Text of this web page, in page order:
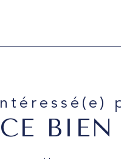
Intéressé(e)
CE BIEN